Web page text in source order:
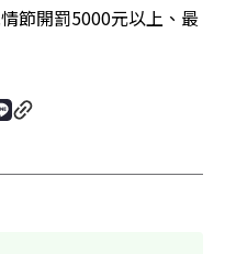
節開罰5000元以上、最